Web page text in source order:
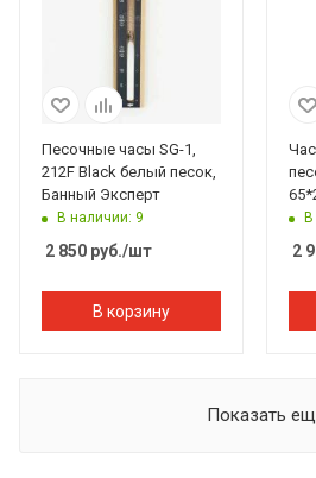
Песочные часы SG-1,
212F Black белый песок,
Банный Эксперт
В наличии: 9
2 850 руб./шт
В корзину
2
Показать